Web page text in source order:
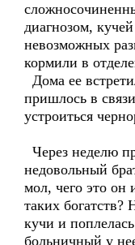
диагнозом,
невозможных
кормили в
Дома ее
пришлось в
устроиться
Через неделю
недовольный
мол, чего это он
таких богатств?
кучи и
больничный у